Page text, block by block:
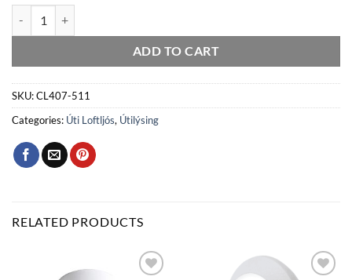
ADD TO CART
SKU:CL407-511
Categories: Úti Loftljós, Útilýsing
RELATED PRODUCTS